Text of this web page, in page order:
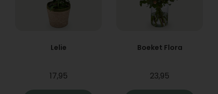
Lelie
17,95
Boeket Flora
23,95